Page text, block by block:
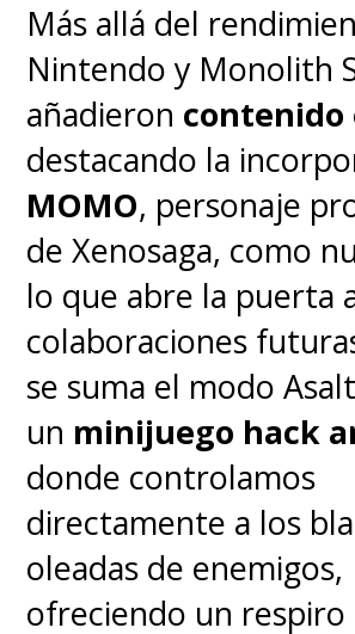
Licencias
Fíjense que no tener a
es un problema
con la licencia
los jugadores tienen
nombres reales, lo
muchísima inmersión.
el trabajo de
destacable ya que las
más reconocidas de
selección nacional
Más allá del
Nintendo y Monolith
añadieron contenido
destacando la
MOMO, personaje
de Xenosaga, como
lo que abre la puerta
colaboraciones
se suma el modo
un minijuego hack
donde controlamos
directamente a los
oleadas de enemigos,
ofreciendo un respiro